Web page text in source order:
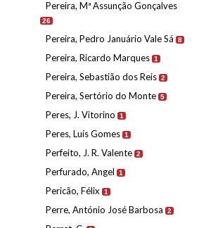
Pereira, Mª Assunção Gonçalves
26
Pereira, Pedro Januário Vale Sá 8
Pereira, Ricardo Marques 1
Pereira, Sebastião dos Reis 2
Pereira, Sertório do Monte 5
Peres, J. Vitorino 1
Peres, Luís Gomes 1
Perfeito, J. R. Valente 2
Perfurado, Angel 1
Pericão, Félix 1
Perre, António José Barbosa 2